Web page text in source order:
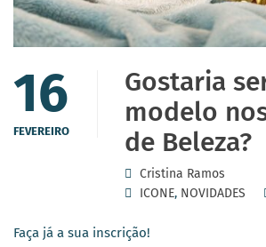
16
FEVEREIRO
Gostaria
modelo
de Beleza?
Cristina Ramos
ICONE, NOVIDADES
Faça já a sua inscrição!